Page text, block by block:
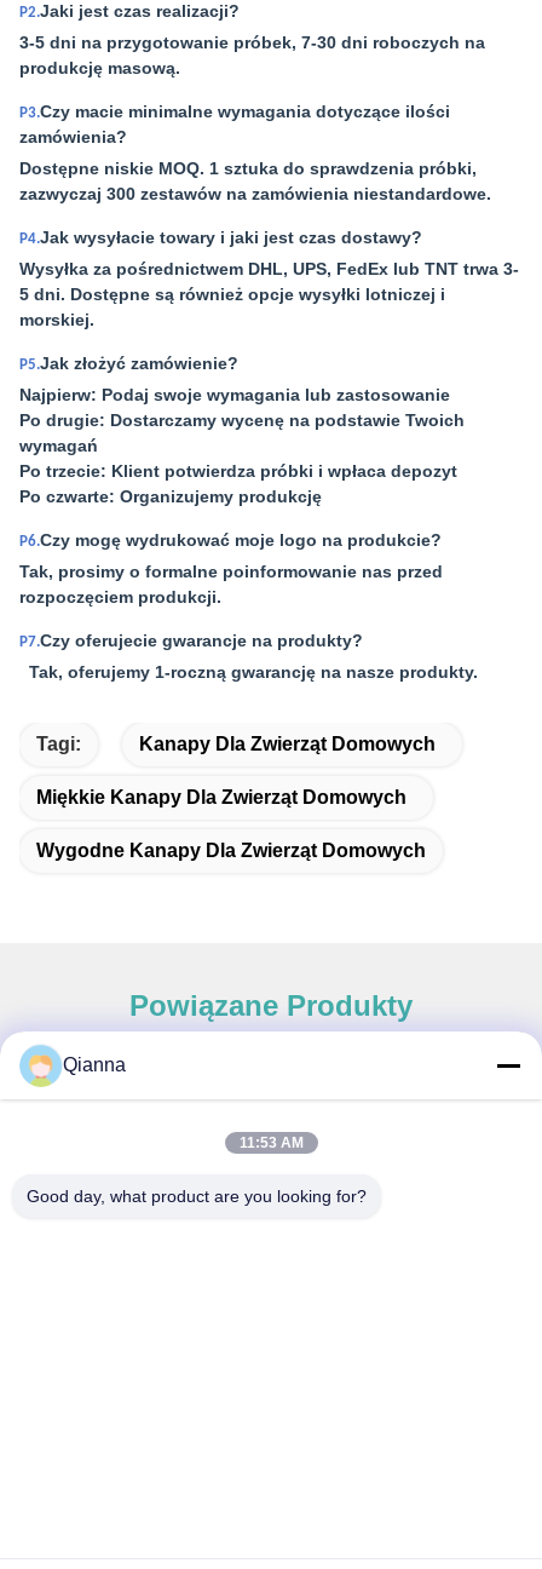
P2.Jaki jest czas realizacji?
3-5 dni na przygotowanie próbek, 7-30 dni roboczych na
produkcję masową.
P3.Czy macie minimalne wymagania dotyczące ilości
zamówienia?
Dostępne niskie MOQ. 1 sztuka do sprawdzenia próbki,
zazwyczaj 300 zestawów na zamówienia niestandardowe.
P4.Jak wysyłacie towary i jaki jest czas dostawy?
Wysyłka za pośrednictwem DHL, UPS, FedEx lub TNT trwa 3-
5 dni. Dostępne są również opcje wysyłki lotniczej i
morskiej.
P5.Jak złożyć zamówienie?
Najpierw: Podaj swoje wymagania lub zastosowanie
Po drugie: Dostarczamy wycenę na podstawie Twoich
wymagań
Po trzecie: Klient potwierdza próbki i wpłaca depozyt
Po czwarte: Organizujemy produkcję
P6.Czy mogę wydrukować moje logo na produkcie?
Tak, prosimy o formalne poinformowanie nas przed
rozpoczęciem produkcji.
P7.Czy oferujecie gwarancje na produkty?
Tak, oferujemy 1-roczną gwarancję na nasze produkty.
Tagi: Kanapy Dla Zwierząt Domowych
Miękkie Kanapy Dla Zwierząt Domowych
Wygodne Kanapy Dla Zwierząt Domowych
Powiązane Produkty
Adres
Qianna
11:53 AM
Good day, what product are you looking for?